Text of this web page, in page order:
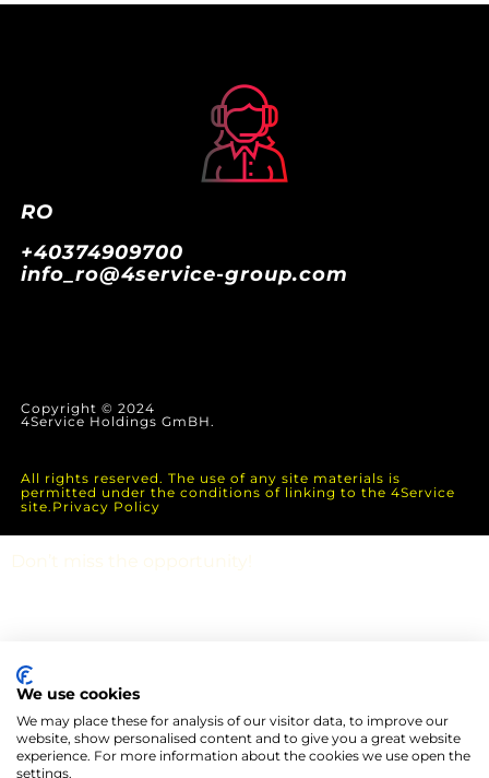
RO
+40374909700
info_ro@4service-group.com
Copyright © 2024
4Service Holdings GmBH.
All rights reserved. The use of any site materials is
permitted under the conditions of linking to the 4Service
site.Privacy Policy
Don’t miss the opportunity!
We use cookies
We may place these for analysis of our visitor data, to improve our
website, show personalised content and to give you a great website
experience. For more information about the cookies we use open the
settings.